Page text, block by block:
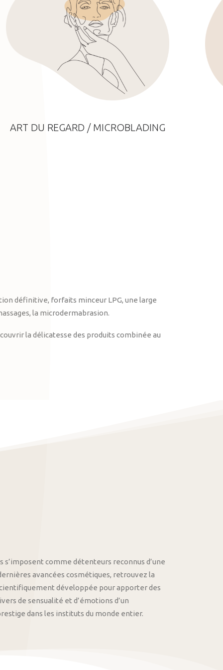
ART DU REGARD / MICROBLADING
définitive, forfaits minceur LPG, une large
la microdermabrasion.
la délicatesse des produits combinée au
s’imposent comme détenteurs reconnus d’une
avancées cosmétiques, retrouvez la
développée pour apporter des
de sensualité et d’émotions d’un
dans les instituts du monde entier.